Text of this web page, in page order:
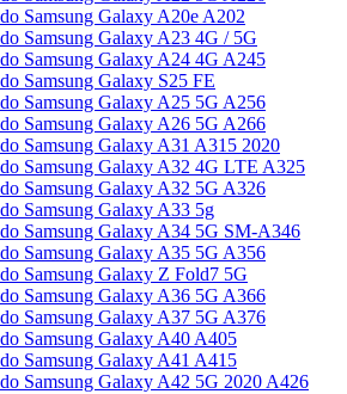
Samsung Galaxy A20e A202
Samsung Galaxy A23 4G / 5G
Samsung Galaxy A24 4G A245
Samsung Galaxy S25 FE
Samsung Galaxy A25 5G A256
Samsung Galaxy A26 5G A266
Samsung Galaxy A31 A315 2020
Samsung Galaxy A32 4G LTE A325
Samsung Galaxy A32 5G A326
Samsung Galaxy A33 5g
Samsung Galaxy A34 5G SM-A346
Samsung Galaxy A35 5G A356
Samsung Galaxy Z Fold7 5G
Samsung Galaxy A36 5G A366
Samsung Galaxy A37 5G A376
Samsung Galaxy A40 A405
Samsung Galaxy A41 A415
Samsung Galaxy A42 5G 2020 A426